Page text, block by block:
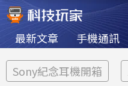
最新文章 手機通訊
Sony紀念耳機開箱